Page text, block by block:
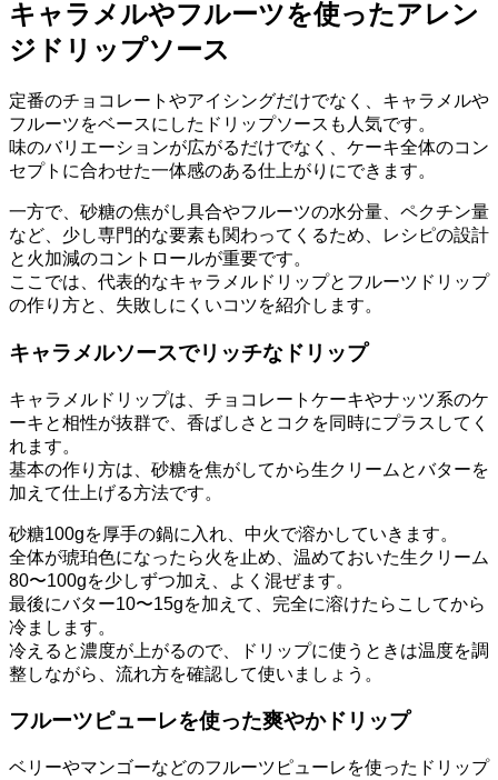
キャラメルやフルーツを使ったアレン
ジドリップソース
定番のチョコレートやアイシングだけでなく、キャラメルや
フルーツをベースにしたドリップソースも人気です。
味のバリエーションが広がるだけでなく、ケーキ全体のコン
セプトに合わせた一体感のある仕上がりにできます。
一方で、砂糖の焦がし具合やフルーツの水分量、ペクチン量
など、少し専門的な要素も関わってくるため、レシピの設計
と火加減のコントロールが重要です。
ここでは、代表的なキャラメルドリップとフルーツドリップ
の作り方と、失敗しにくいコツを紹介します。
キャラメルソースでリッチなドリップ
キャラメルドリップは、チョコレートケーキやナッツ系のケ
ーキと相性が抜群で、香ばしさとコクを同時にプラスしてく
れます。
基本の作り方は、砂糖を焦がしてから生クリームとバターを
加えて仕上げる方法です。
砂糖100gを厚手の鍋に入れ、中火で溶かしていきます。
全体が琥珀色になったら火を止め、温めておいた生クリーム
80〜100gを少しずつ加え、よく混ぜます。
最後にバター10〜15gを加えて、完全に溶けたらこしてから
冷まします。
冷えると濃度が上がるので、ドリップに使うときは温度を調
整しながら、流れ方を確認して使いましょう。
フルーツピューレを使った爽やかドリップ
ベリーやマンゴーなどのフルーツピューレを使ったドリップ